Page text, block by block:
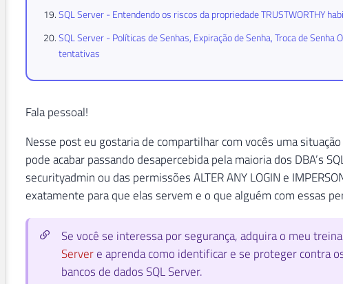
SQL Server - Entendendo os riscos da propriedade TRUSTWORTHY
SQL Server - Políticas de Senhas, Expiração de Senha, Troca de Senha
tentativas
Fala pessoal!
Nesse post eu gostaria de compartilhar com vocês uma
pode acabar passando desapercebida pela maioria dos DBA’s
securityadmin ou das permissões ALTER ANY LOGIN e
exatamente para que elas servem e o que alguém com essas
Se você se interessa por segurança, adquira o meu
Servere aprenda como identificar e se proteger contra
bancos de dados SQL Server.